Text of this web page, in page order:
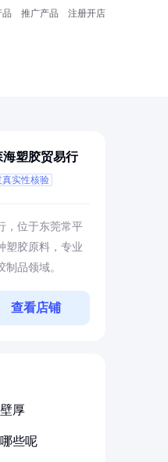
品 推广产品 注册开店
塑胶贸易行
真实性核验
，位于东莞常平
塑胶原料，专业
品领域。
查看店铺
厚
些呢